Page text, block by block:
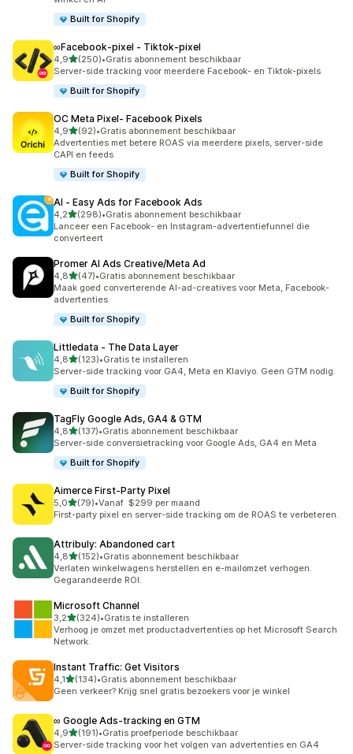
Built for Shopify
∞Facebook‑pixel ‑ Tiktok‑pixel
4,9van 5 sterren
(250)
250 recensies in totaal
•Gratis abonnement beschikbaar
Server-side tracking voor meerdere Facebook- en Tiktok-pixels
Built for Shopify
OC Meta Pixel‑ Facebook Pixels
4,9van 5 sterren
(92)
92 recensies in totaal
•Gratis abonnement beschikbaar
Advertenties met betere ROAS via meerdere pixels, server-side
CAPI en feeds
Built for Shopify
AI ‑ Easy Ads for Facebook Ads
4,2van 5 sterren
(298)
298 recensies in totaal
•Gratis abonnement beschikbaar
Lanceer een Facebook- en Instagram-advertentiefunnel die
converteert
Promer AI Ads Creative/Meta Ad
4,8van 5 sterren
(47)
47 recensies in totaal
•Gratis abonnement beschikbaar
Maak goed converterende AI-ad-creatives voor Meta, Facebook-
advertenties
Built for Shopify
Littledata ‑ The Data Layer
4,8van 5 sterren
(123)
123 recensies in totaal
•Gratis te installeren
Server-side tracking voor GA4, Meta en Klaviyo. Geen GTM nodig.
Built for Shopify
TagFly Google Ads, GA4 & GTM
4,8van 5 sterren
(137)
137 recensies in totaal
•Gratis abonnement beschikbaar
Server-side conversietracking voor Google Ads, GA4 en Meta
Built for Shopify
Aimerce First‑Party Pixel
5,0van 5 sterren
(79)
79 recensies in totaal
•Vanaf $299 per maand
First-party pixel en server-side tracking om de ROAS te verbeteren.
Attribuly: Abandoned cart
4,8van 5 sterren
(152)
152 recensies in totaal
•Gratis abonnement beschikbaar
Verlaten winkelwagens herstellen en e-mailomzet verhogen.
Gegarandeerde ROI.
Microsoft Channel
3,2van 5 sterren
(324)
324 recensies in totaal
•Gratis te installeren
Verhoog je omzet met productadvertenties op het Microsoft Search
Network.
Instant Traffic: Get Visitors
4,1van 5 sterren
(134)
134 recensies in totaal
•Gratis abonnement beschikbaar
Geen verkeer? Krijg snel gratis bezoekers voor je winkel
∞ Google Ads‑tracking en GTM
4,9van 5 sterren
(191)
191 recensies in totaal
•Gratis proefperiode beschikbaar
Server-side tracking voor het volgen van advertenties en GA4